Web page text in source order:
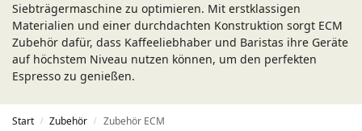
Siebträgermaschine zu optimieren. Mit erstklassigen
Materialien und einer durchdachten Konstruktion sorgt ECM
Zubehör dafür, dass Kaffeeliebhaber und Baristas ihre Geräte
auf höchstem Niveau nutzen können, um den perfekten
Espresso zu genießen.
Start / Zubehör / Zubehör ECM